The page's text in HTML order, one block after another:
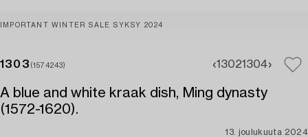
IMPORTANT WINTER SALE SYKSY 2024
1303 (1574243) 13021304
A blue and white kraak dish, Ming dynasty
(1572-1620).
13. joulukuuta 2024